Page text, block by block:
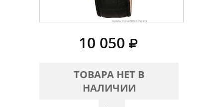
10 050
ТОВАРА НЕТ В
НАЛИЧИИ